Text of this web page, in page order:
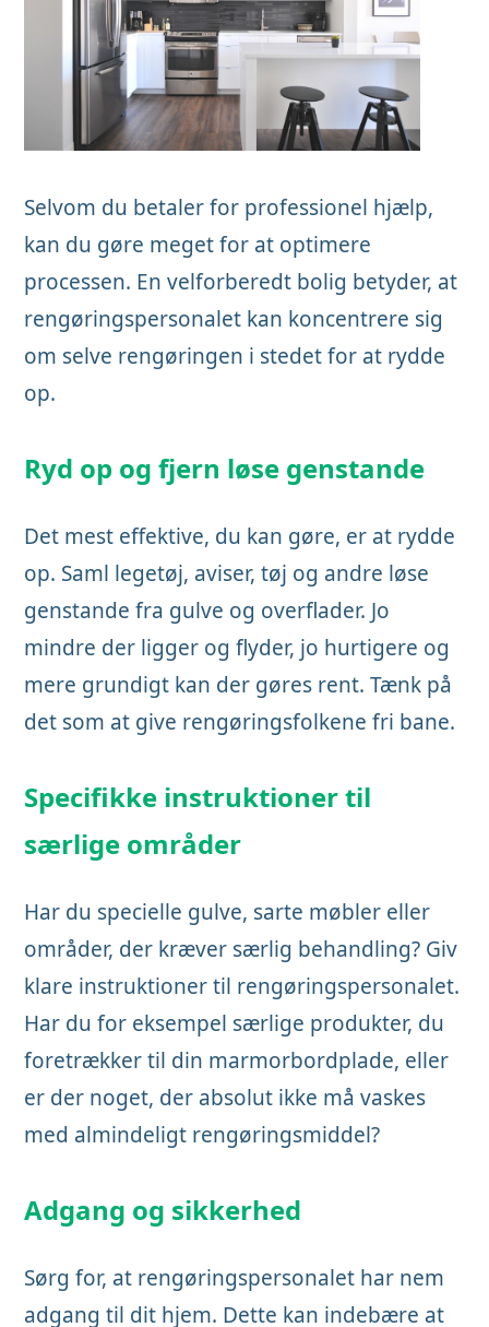
Selvom du betaler for professionel hjælp,
kan du gøre meget for at optimere
processen. En velforberedt bolig betyder, at
rengøringspersonalet kan koncentrere sig
om selve rengøringen i stedet for at rydde
op.
Ryd op og fjern løse genstande
Det mest effektive, du kan gøre, er at rydde
op. Saml legetøj, aviser, tøj og andre løse
genstande fra gulve og overflader. Jo
mindre der ligger og flyder, jo hurtigere og
mere grundigt kan der gøres rent. Tænk på
det som at give rengøringsfolkene fri bane.
Specifikke instruktioner til
særlige områder
Har du specielle gulve, sarte møbler eller
områder, der kræver særlig behandling? Giv
klare instruktioner til rengøringspersonalet.
Har du for eksempel særlige produkter, du
foretrækker til din marmorbordplade, eller
er der noget, der absolut ikke må vaskes
med almindeligt rengøringsmiddel?
Adgang og sikkerhed
Sørg for, at rengøringspersonalet har nem
adgang til dit hjem. Dette kan indebære at